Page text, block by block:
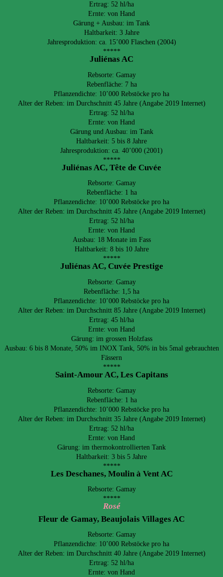
Ertrag: 52 hl/ha
Ernte: von Hand
Gärung + Ausbau: im Tank
Haltbarkeit: 3 Jahre
Jahresproduktion: ca. 15’000 Flaschen (2004)
*****
Juliénas AC
Rebsorte: Gamay
Rebenfläche: 7 ha
Pflanzendichte: 10’000 Rebstöcke pro ha
Alter der Reben: im Durchschnitt 45 Jahre (Angabe 2019 Internet)
Ertrag: 52 hl/ha
Ernte: von Hand
Gärung und Ausbau: im Tank
Haltbarkeit: 5 bis 8 Jahre
Jahresproduktion: ca. 40’000 (2001)
*****
Juliénas AC, Tête de Cuvée
Rebsorte: Gamay
Rebenfläche: 1 ha
Pflanzendichte: 10’000 Rebstöcke pro ha
Alter der Reben: im Durchschnitt 45 Jahre (Angabe 2019 Internet)
Ertrag: 52 hl/ha
Ernte: von Hand
Ausbau: 18 Monate im Fass
Haltbarkeit: 8 bis 10 Jahre
*****
Juliénas AC, Cuvée Prestige
Rebsorte: Gamay
Rebenfläche: 1,5 ha
Pflanzendichte: 10’000 Rebstöcke pro ha
Alter der Reben: im Durchschnitt 85 Jahre (Angabe 2019 Internet)
Ertrag: 45 hl/ha
Ernte: von Hand
Gärung: im grossen Holzfass
Ausbau: 6 bis 8 Monate, 50% im INOX Tank, 50% in bis 5mal gebrauchten
Fässern
*****
Saint-Amour AC, Les Capitans
Rebsorte: Gamay
Rebenfläche: 1 ha
Pflanzendichte: 10’000 Rebstöcke pro ha
Alter der Reben: im Durchschnitt 35 Jahre (Angabe 2019 Internet)
Ertrag: 52 hl/ha
Ernte: von Hand
Gärung: im thermokontrollierten Tank
Haltbarkeit: 3 bis 5 Jahre
*****
Les Deschanes, Moulin à Vent AC
Rebsorte: Gamay
*****
Rosé
Fleur de Gamay, Beaujolais Villages AC
Rebsorte: Gamay
Pflanzendichte: 10’000 Rebstöcke pro ha
Alter der Reben: im Durchschnitt 40 Jahre (Angabe 2019 Internet)
Ertrag: 52 hl/ha
Ernte: von Hand